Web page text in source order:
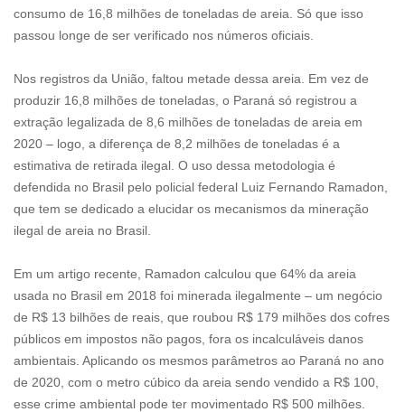
consumo de 16,8 milhões de toneladas de areia. Só que isso
passou longe de ser verificado nos números oficiais.
Nos registros da União, faltou metade dessa areia. Em vez de
produzir 16,8 milhões de toneladas, o Paraná só registrou a
extração legalizada de 8,6 milhões de toneladas de areia em
2020 – logo, a diferença de 8,2 milhões de toneladas é a
estimativa de retirada ilegal. O uso dessa metodologia é
defendida no Brasil pelo policial federal Luiz Fernando Ramadon,
que tem se dedicado a elucidar os mecanismos da mineração
ilegal de areia no Brasil.
Em um artigo recente, Ramadon calculou que 64% da areia
usada no Brasil em 2018 foi minerada ilegalmente – um negócio
de R$ 13 bilhões de reais, que roubou R$ 179 milhões dos cofres
públicos em impostos não pagos, fora os incalculáveis danos
ambientais. Aplicando os mesmos parâmetros ao Paraná no ano
de 2020, com o metro cúbico da areia sendo vendido a R$ 100,
esse crime ambiental pode ter movimentado R$ 500 milhões.